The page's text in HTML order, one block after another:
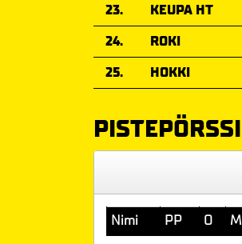
23.
KEUPA HT
24.
ROKI
25.
HOKKI
PISTEPÖRSSI
Nimi PP O M